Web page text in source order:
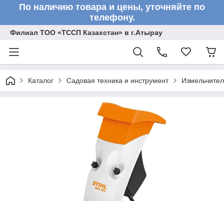
По наличию товара и цены, уточняйте по
телефону.
Филиал ТОО «ТССП Казахстан» в г.Атырау
Каталог Садовая техника и инструмент